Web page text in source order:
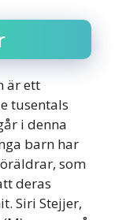
är ett
tusentals
i denna
barn har
som
deras
Siri Stejjer,